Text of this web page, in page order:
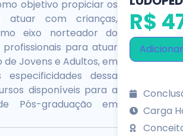
objetivo propiciar os
atuar com crianças,
eixo norteador do
para atuar
Jovens e Adultos, em
dessa
disponíveis para a
Pós-graduação em
R$
Carga